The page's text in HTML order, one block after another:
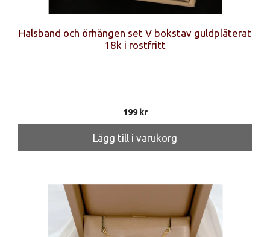
Halsband och örhängen set V bokstav guldpläterat
18k i rostfritt
199kr
Lägg till i varukorg